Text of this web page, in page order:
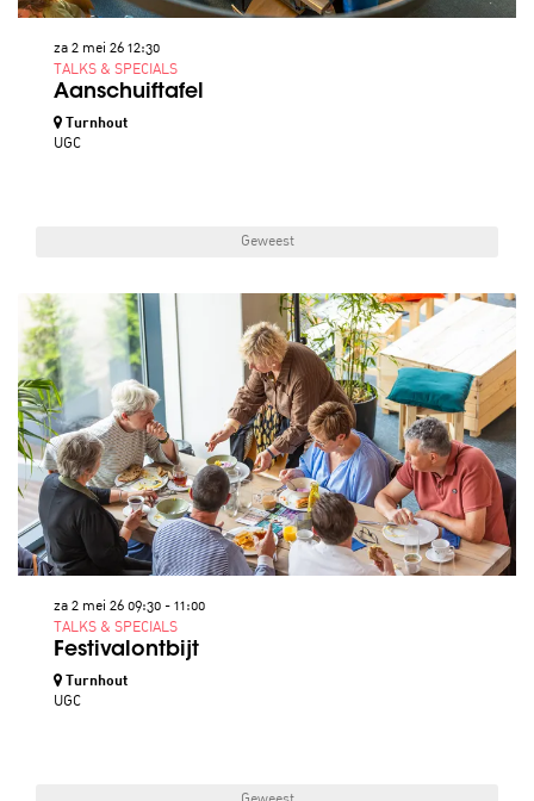
Aanschuiftafel
TALKS & SPECIALS
za 2 mei 26 12:30
Turnhout
UGC
Geweest
Festivalontbijt
TALKS & SPECIALS
za 2 mei 26 09:30 - 11:00
Turnhout
UGC